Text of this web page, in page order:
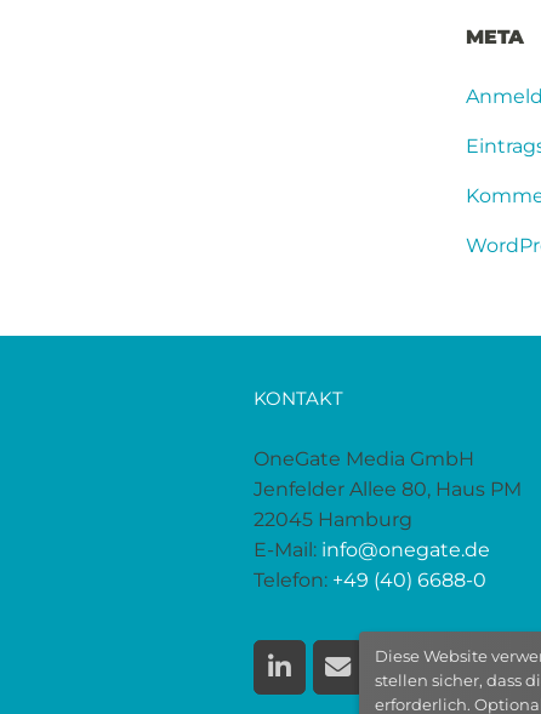
META
KONTAKT
OneGate Media GmbH
Jenfelder Allee 80, Haus PM
22045 Hamburg
E-Mail: info@onegate.de
Telefon: +49 (40) 6688-0
Diese Website
stellen sicher, dass
erforderlich.